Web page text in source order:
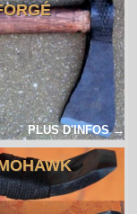
PLUS D'INFOS →